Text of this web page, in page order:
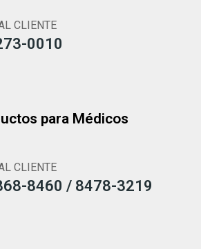
CLIENTE
0010
para Médicos
CLIENTE
8460 / 8478-3219